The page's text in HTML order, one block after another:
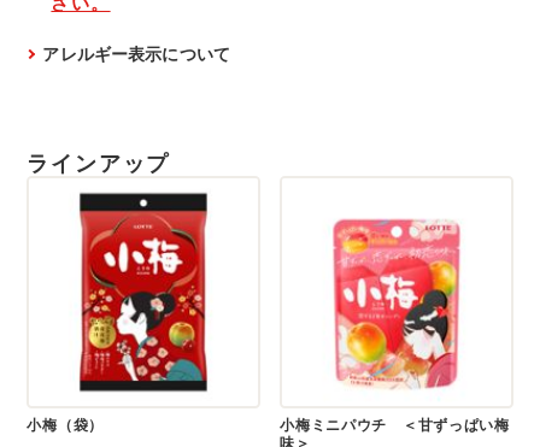
アレルギー表示について
ラインアップ
小梅（袋）
小梅ミニパウチ ＜甘ずっぱい梅
味＞